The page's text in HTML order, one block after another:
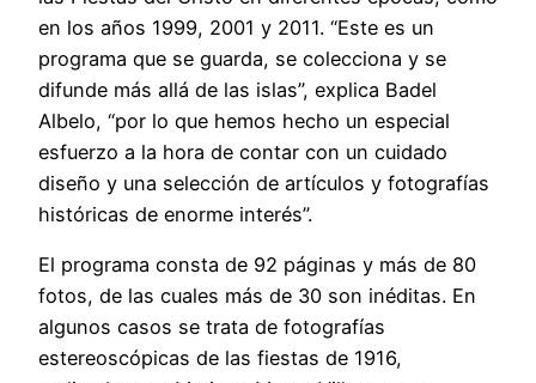
en los años 1999, 2001 y 2011. “Este es un
programa que se guarda, se colecciona y se
difunde más allá de las islas”, explica Badel
Albelo, “por lo que hemos hecho un especial
esfuerzo a la hora de contar con un cuidado
diseño y una selección de artículos y fotografías
históricas de enorme interés”.
El programa consta de 92 páginas y más de 80
fotos, de las cuales más de 30 son inéditas. En
algunos casos se trata de fotografías
estereoscópicas de las fiestas de 1916,